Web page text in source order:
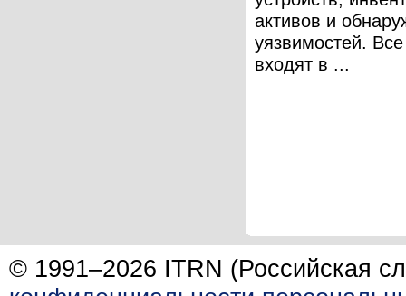
активов и
уязвимостей.
входят в ...
© 1991–2026 ITRN (Российская